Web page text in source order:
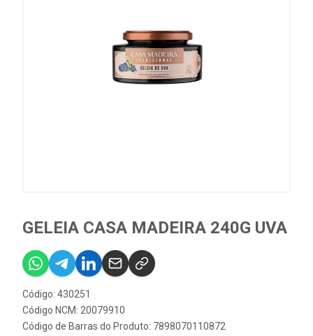
GELEIA CASA MADEIRA 240G UVA
Código: 430251
Código NCM: 20079910
Código de Barras do Produto: 7898070110872